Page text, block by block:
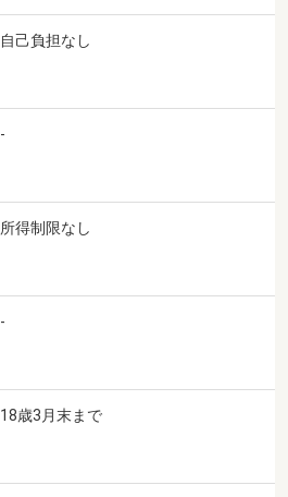
自己負担なし
-
所得制限なし
-
18歳3月末まで